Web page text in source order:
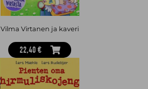
Vilma Virtanen ja kaveri
22,40 €